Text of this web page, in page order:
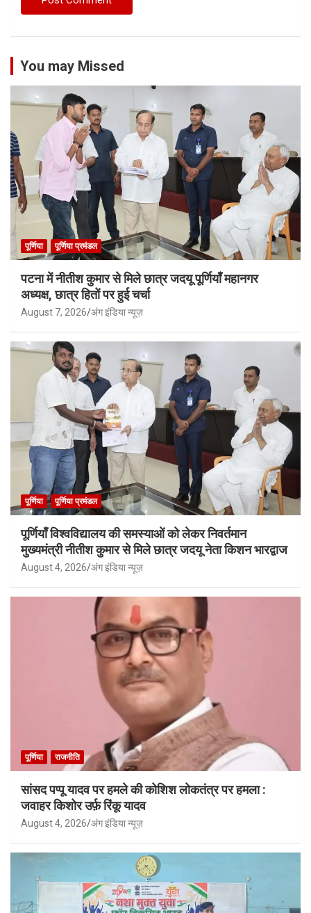
You may Missed
पूर्णिया पूर्णिया प्रमंडल
पटना में नीतीश कुमार से मिले छात्र जदयू पूर्णियाँ महानगर
अध्यक्ष, छात्र हितों पर हुई चर्चा
August 7, 2026 अंग इंडिया न्यूज़
पूर्णिया पूर्णिया प्रमंडल
पूर्णियाँ विश्वविद्यालय की समस्याओं को लेकर निवर्तमान
मुख्यमंत्री नीतीश कुमार से मिले छात्र जदयू नेता किशन भारद्वाज
August 4, 2026 अंग इंडिया न्यूज़
पूर्णिया राजनीति
सांसद पप्पू यादव पर हमले की कोशिश लोकतंत्र पर हमला :
जवाहर किशोर उर्फ़ रिंकू यादव
August 4, 2026 अंग इंडिया न्यूज़